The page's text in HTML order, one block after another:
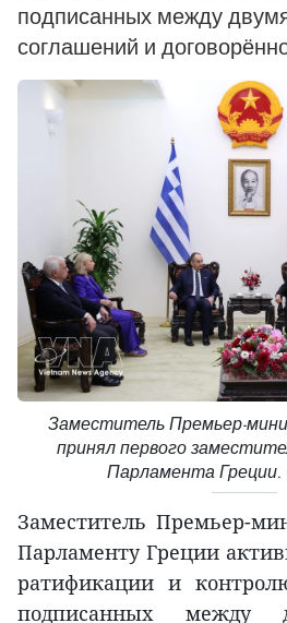
подписанных между
соглашений и
Заместитель Премьер-
принял первого
Парламента
Заместитель Премьер-
Парламенту Греции
ратификации и
подписанных между